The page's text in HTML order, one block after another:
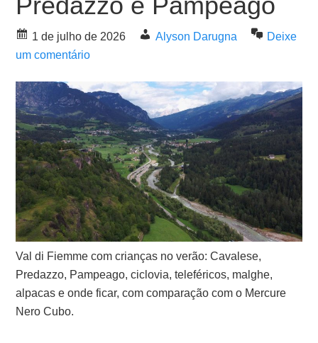
1 de julho de 2026 Alyson Darugna
Deixe
um comentário
Val di Fiemme com crianças no verão: Cavalese,
Predazzo, Pampeago, ciclovia, teleféricos, malghe,
alpacas e onde ficar, com comparação com o Mercure
Nero Cubo.